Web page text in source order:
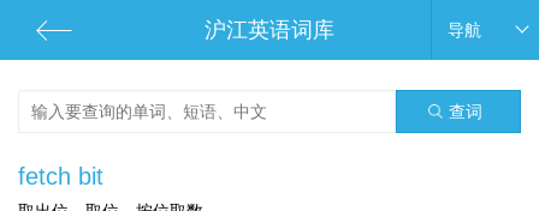
沪江英语词库 导航
查词
fetch bit